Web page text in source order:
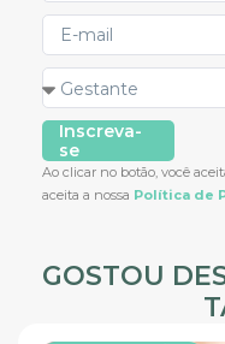
Inscreva-
se
Ao clicar no botão, você
aceita a nossa Política de
GOSTOU